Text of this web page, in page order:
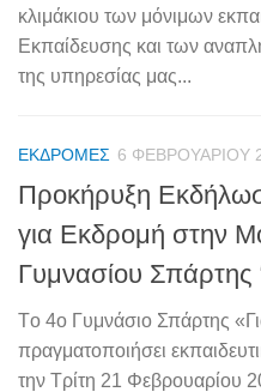
κλιμάκιου των μόνιμων
Εκπαίδευσης και των
της υπηρεσίας μας...
ΕΚΔΡΟΜΈΣ 6 ΦΕΒΡΟΥΑΡΊΟΥ
Προκήρυξη
για Εκδρομή στην
Γυμνασίου Σπάρτης
Tο 4ο Γυμνάσιο Σπάρτης
πραγματοποιήσει
την Τρίτη 21 Φεβρουαρίου